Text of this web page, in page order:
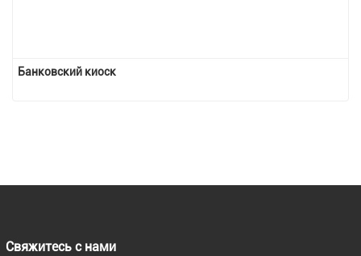
Банковский киоск
Свяжитесь с нами